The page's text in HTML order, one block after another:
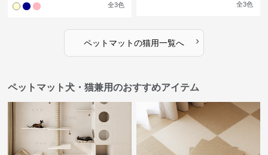
全3色 全3色
ペットマットの猫用一覧へ ›
ペットマット犬・猫兼用のおすすめアイテム